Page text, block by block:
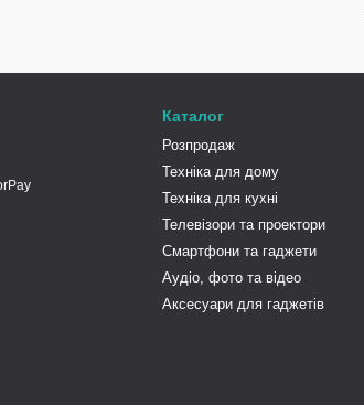
Каталог
Розпродаж
Техніка для дому
Техніка для кухні
Телевізори та проектори
Смартфони та гаджети
Аудіо, фото та відео
Аксесуари для гаджетів